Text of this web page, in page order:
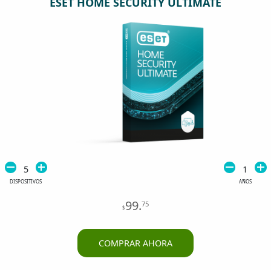
5
DISPOSITIVOS
1
AÑOS
$99.75
COMPRAR AHORA